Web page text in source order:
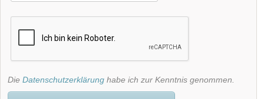
Die Datenschutzerklärung habe ich zur Kenntnis genommen.